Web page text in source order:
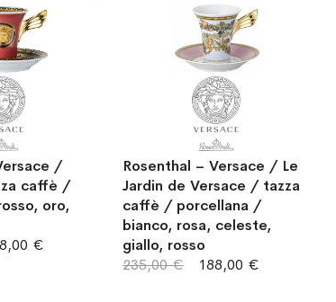
/
caffè /
oro,
€
Rosenthal – Versace / Le
Jardin de Versace / tazza
caffè / porcellana /
bianco, rosa, celeste,
giallo, rosso
188,00 €
235,00 €